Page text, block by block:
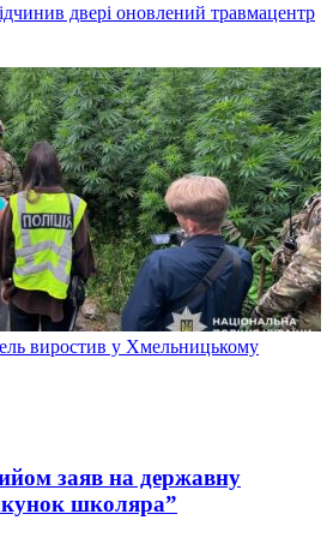
двері оновлений травмацентр
виростив у Хмельницькому
заяв на державну
школяра”